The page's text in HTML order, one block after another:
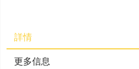
詳情
更多信息